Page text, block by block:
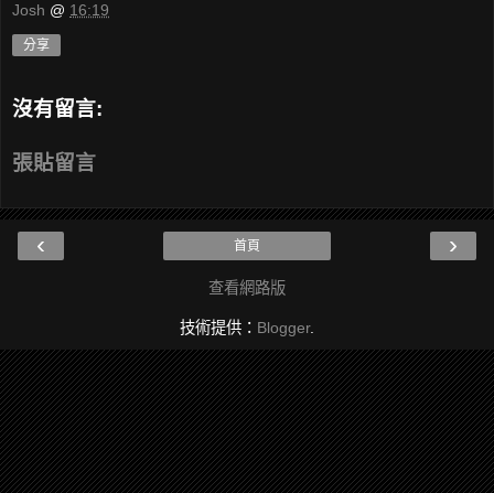
Josh @ 16:19
分享
沒有留言:
張貼留言
‹ ›
首頁
查看網路版
技術提供： Blogger.